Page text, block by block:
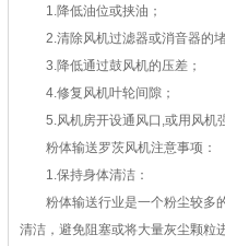
1.降低油位或挟油；
2.清除风机过滤器或消音器的堵
3.降低通过鼓风机的压差；
4.修复风机叶轮间隙；
5.风机房开设通风口,或用风机强
粉体输送罗茨风机注意事项：
1.保持身体清洁：
粉体输送行业是一个粉尘较多的
清洁，避免阻塞或将大量灰尘颗粒